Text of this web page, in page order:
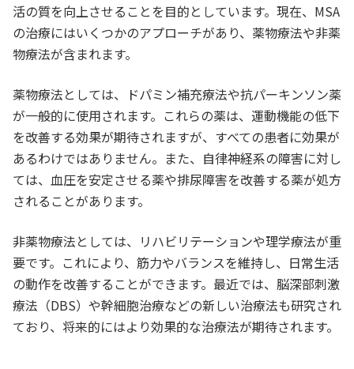
活の質を向上させることを目的としています。現在、MSA
の治療にはいくつかのアプローチがあり、薬物療法や非薬
物療法が含まれます。
薬物療法としては、ドパミン補充療法や抗パーキンソン薬
が一般的に使用されます。これらの薬は、運動機能の低下
を改善する効果が期待されますが、すべての患者に効果が
あるわけではありません。また、自律神経系の障害に対し
ては、血圧を安定させる薬や排尿障害を改善する薬が処方
されることがあります。
非薬物療法としては、リハビリテーションや理学療法が重
要です。これにより、筋力やバランスを維持し、日常生活
の動作を改善することができます。最近では、脳深部刺激
療法（DBS）や幹細胞治療などの新しい治療法も研究され
ており、将来的にはより効果的な治療法が期待されます。